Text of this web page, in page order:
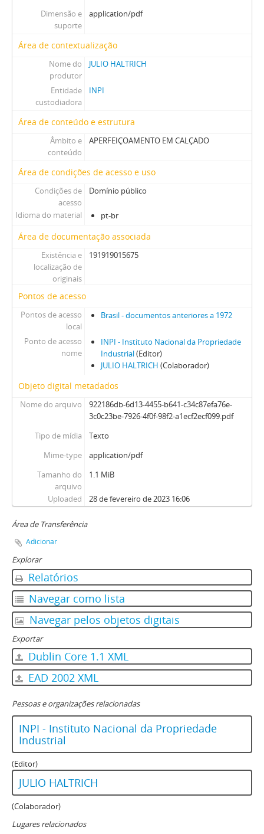
Dimensão e
suporte
application/pdf
Área de contextualização
Nome do
produtor
JULIO HALTRICH
Entidade
custodiadora
INPI
Área de conteúdo e estrutura
Âmbito e
conteúdo
APERFEIÇOAMENTO EM CALÇADO
Área de condições de acesso e uso
Condições de
acesso
Domínio público
Idioma do material pt-br
Área de documentação associada
Existência e
localização de
originais
191919015675
Pontos de acesso
Pontos de acesso
local
Brasil - documentos anteriores a 1972
Ponto de acesso
nome
INPI - Instituto Nacional da Propriedade
Industrial(Editor)
JULIO HALTRICH (Colaborador)
Objeto digital metadados
Nome do arquivo
922186db-6d13-4455-b641-c34c87efa76e-
3c0c23be-7926-4f0f-98f2-a1ecf2ecf099.pdf
Tipo de mídia
Texto
Mime-type
application/pdf
Tamanho do
arquivo
1.1 MiB
Uploaded 28 de fevereiro de 2023 16:06
Área de Transferência
Adicionar
Explorar
Relatórios
Navegar como lista
Navegar pelos objetos digitais
Exportar
Dublin Core 1.1 XML
EAD 2002 XML
Pessoas e organizações relacionadas
INPI - Instituto Nacional da Propriedade
Industrial
(Editor)
JULIO HALTRICH
(Colaborador)
Lugares relacionados